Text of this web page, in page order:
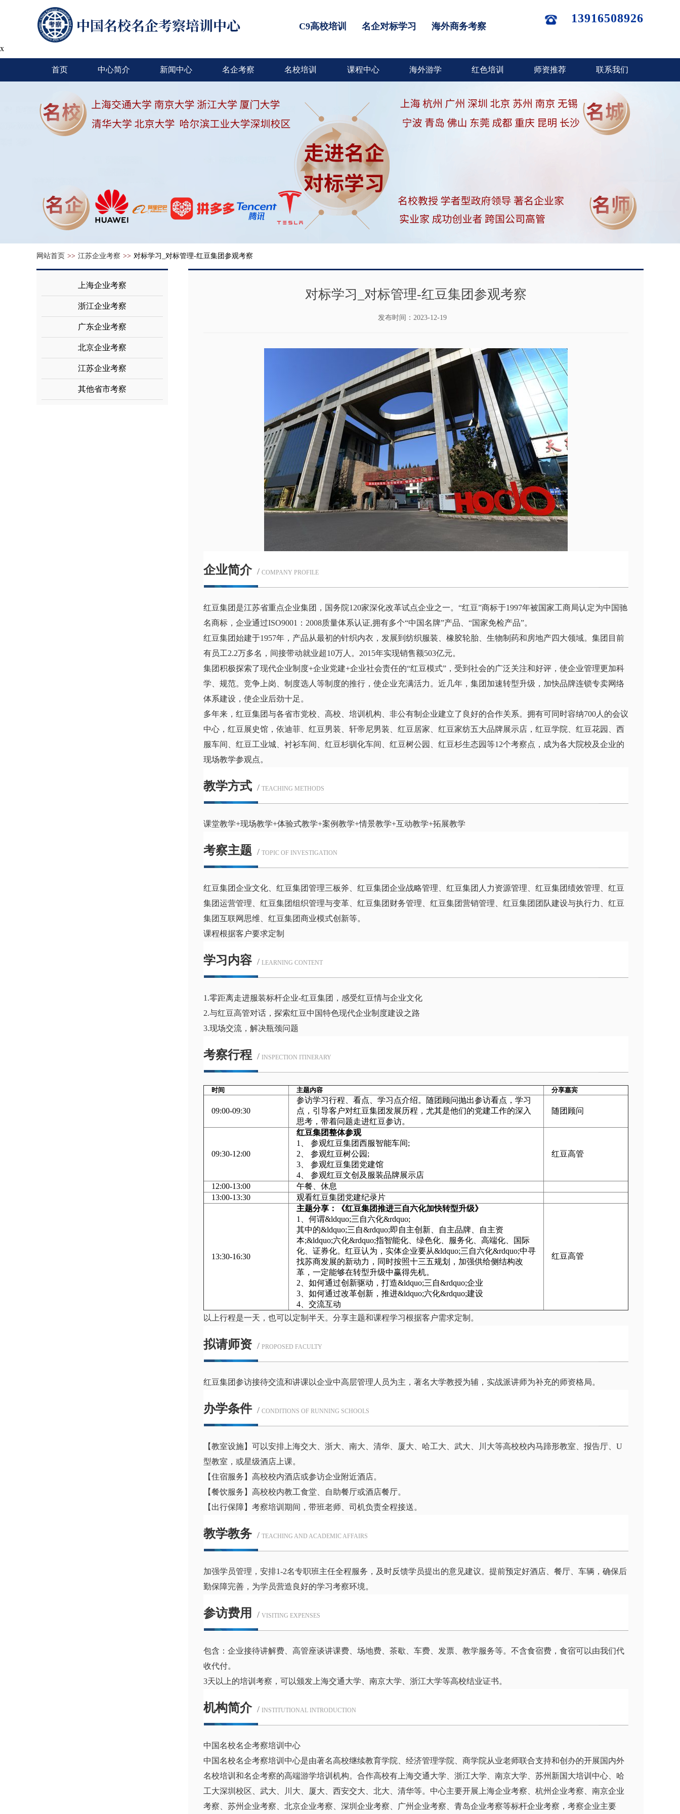
C9高校培训 名企对标学习 海外商务考察
13916508926
x
首页 中心简介 新闻中心 名企考察 名校培训 课程中心 海外游学 红色培训 师资推荐 联系我们
网站首页 >> 江苏企业考察 >> 对标学习_对标管理-红豆集团参观考察
上海企业考察
浙江企业考察
广东企业考察
北京企业考察
江苏企业考察
其他省市考察
对标学习_对标管理-红豆集团参观考察
发布时间： 2023-12-19
企业简介 / COMPANY PROFILE
红豆集团是江苏省重点企业集团，国务院120家深化改革试点企业之一。“红豆”商标于1997年被国家工商局认定为中国驰
名商标，企业通过ISO9001：2008质量体系认证,拥有多个“中国名牌”产品、“国家免检产品”。
红豆集团始建于1957年，产品从最初的针织内衣，发展到纺织服装、橡胶轮胎、生物制药和房地产四大领域。集团目前
有员工2.2万多名，间接带动就业超10万人。2015年实现销售额503亿元。
集团积极探索了现代企业制度+企业党建+企业社会责任的“红豆模式”，受到社会的广泛关注和好评，使企业管理更加科
学、规范。竞争上岗、制度选人等制度的推行，使企业充满活力。近几年，集团加速转型升级，加快品牌连锁专卖网络
体系建设，使企业后劲十足。
多年来，红豆集团与各省市党校、高校、培训机构、非公有制企业建立了良好的合作关系。拥有可同时容纳700人的会议
中心，红豆展史馆，依迪菲、红豆男装、轩帝尼男装、红豆居家、红豆家纺五大品牌展示店，红豆学院、红豆花园、西
服车间、红豆工业城、衬衫车间、红豆杉驯化车间、红豆树公园、红豆杉生态园等12个考察点，成为各大院校及企业的
现场教学参观点。
教学方式 / TEACHING METHODS
课堂教学+现场教学+体验式教学+案例教学+情景教学+互动教学+拓展教学
考察主题 / TOPIC OF INVESTIGATION
红豆集团企业文化、红豆集团管理三板斧、红豆集团企业战略管理、红豆集团人力资源管理、红豆集团绩效管理、红豆
集团运营管理、红豆集团组织管理与变革、红豆集团财务管理、红豆集团营销管理、红豆集团团队建设与执行力、红豆
集团互联网思维、红豆集团商业模式创新等。
课程根据客户要求定制
学习内容 / LEARNING CONTENT
1.零距离走进服装标杆企业-红豆集团，感受红豆情与企业文化
2.与红豆高管对话，探索红豆中国特色现代企业制度建设之路
3.现场交流，解决瓶颈问题
考察行程 / INSPECTION ITINERARY
时间 主题内容 分享嘉宾
09:00-09:30
参访学习行程、看点、学习点介绍。随团顾问抛出参访看点，学习
点，引导客户对红豆集团发展历程，尤其是他们的党建工作的深入
思考，带着问题走进红豆参访。
随团顾问
09:30-12:00
红豆集团整体参观
1、 参观红豆集团西服智能车间;
2、 参观红豆树公园;
3、 参观红豆集团党建馆
4、 参观红豆文创及服装品牌展示店
红豆高管
12:00-13:00
午餐、休息
13:00-13:30
观看红豆集团党建纪录片
13:30-16:30
主题分享：《红豆集团推进三自六化加快转型升级》
1、何谓&ldquo;三自六化&rdquo;
其中的&ldquo;三自&rdquo;即自主创新、自主品牌、自主资
本;&ldquo;六化&rdquo;指智能化、绿色化、服务化、高端化、国际
化、证券化。红豆认为，实体企业要从&ldquo;三自六化&rdquo;中寻
找苏商发展的新动力，同时按照十三五规划，加强供给侧结构改
革，一定能够在转型升级中赢得先机。
2、如何通过创新驱动，打造&ldquo;三自&rdquo;企业
3、如何通过改革创新，推进&ldquo;六化&rdquo;建设
4、交流互动
红豆高管
以上行程是一天，也可以定制半天。分享主题和课程学习根据客户需求定制。
拟请师资 / PROPOSED FACULTY
红豆集团参访接待交流和讲课以企业中高层管理人员为主，著名大学教授为辅，实战派讲师为补充的师资格局。
办学条件 / CONDITIONS OF RUNNING SCHOOLS
【教室设施】可以安排上海交大、浙大、南大、清华、厦大、哈工大、武大、川大等高校校内马蹄形教室、报告厅、U
型教室，或星级酒店上课。
【住宿服务】高校校内酒店或参访企业附近酒店。
【餐饮服务】高校校内教工食堂、自助餐厅或酒店餐厅。
【出行保障】考察培训期间，带班老师、司机负责全程接送。
教学教务 / TEACHING AND ACADEMIC AFFAIRS
加强学员管理，安排1-2名专职班主任全程服务，及时反馈学员提出的意见建议。提前预定好酒店、餐厅、车辆，确保后
勤保障完善，为学员营造良好的学习考察环境。
参访费用 / VISITING EXPENSES
包含：企业接待讲解费、高管座谈讲课费、场地费、茶歇、车费、发票、教学服务等。不含食宿费，食宿可以由我们代
收代付。
3天以上的培训考察，可以颁发上海交通大学、南京大学、浙江大学等高校结业证书。
机构简介 / INSTITUTIONAL INTRODUCTION
中国名校名企考察培训中心
中国名校名企考察培训中心是由著名高校继续教育学院、经济管理学院、商学院从业老师联合支持和创办的开展国内外
名校培训和名企考察的高端游学培训机构。合作高校有上海交通大学、浙江大学、南京大学、苏州新国大培训中心、哈
工大深圳校区、武大、川大、厦大、西安交大、北大、清华等。中心主要开展上海企业考察、杭州企业考察、南京企业
考察、苏州企业考察、北京企业考察、深圳企业考察、广州企业考察、青岛企业考察等标杆企业考察，考察企业主要